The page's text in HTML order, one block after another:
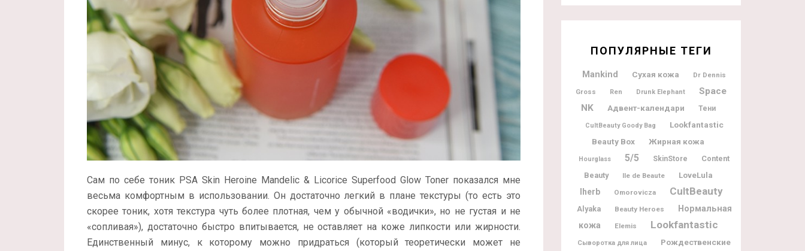
Сам по себе тоник PSA Skin Heroine Mandelic & Licorice Superfood Glow Toner показался мне
весьма комфортным в использовании. Он достаточно легкий в плане текстуры (то есть это
скорее тоник, хотя текстура чуть более плотная, чем у обычной «водички», но не густая и не
«сопливая»), достаточно быстро впитывается, не оставляет на коже липкости или жирности.
Единственный минус, к которому можно придраться (который теоретически может не
ПОПУЛЯРНЫЕ ТЕГИ
Mankind Сухая кожа
Dr Dennis
Gross
Ren Drunk Elephant
Space
NK
Адвент-календари Тени
CultBeauty Goody Bag
Lookfantastic
Beauty Box
Жирная кожа
Hourglass 5/5 SkinStore
Content
Beauty
Ile de Beaute LoveLula
Iherb Omorovicza CultBeauty
Alyaka Beauty Heroes
Нормальная
кожа
Elemis Lookfantastic
Сыворотка для лица
Рождественские